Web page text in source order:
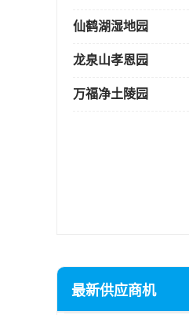
仙鹤湖湿地园
龙泉山孝恩园
万福净土陵园
最新供应商机